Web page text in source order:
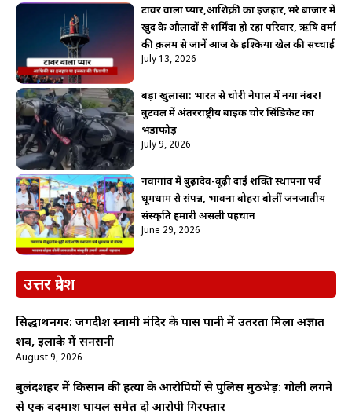
टावर वाला प्यार,आशिक़ी का इजहार,भरे बाजार में
खुद के औलादों से शर्मिंदा हो रहा परिवार, ऋषि वर्मा
की क़लम से जानें आज के इश्किया खेल की सच्चाई
July 13, 2026
बड़ा खुलासा: भारत से चोरी नेपाल में नया नंबर!
बुटवल में अंतरराष्ट्रीय बाइक चोर सिंडिकेट का
भंडाफोड़
July 9, 2026
नवागांव में बुढ़ादेव-बूढ़ी दाई शक्ति स्थापना पर्व
धूमधाम से संपन्न, भावना बोहरा बोलीं जनजातीय
संस्कृति हमारी असली पहचान
June 29, 2026
उत्तर प्रदेश
सिद्धार्थनगर: जगदीश स्वामी मंदिर के पास पानी में उतरता मिला अज्ञात
शव, इलाके में सनसनी
August 9, 2026
बुलंदशहर में किसान की हत्या के आरोपियों से पुलिस मुठभेड़: गोली लगने
से एक बदमाश घायल समेत दो आरोपी गिरफ्तार